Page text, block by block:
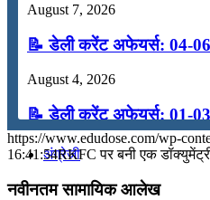
तर्कशक्ति
अंग्रेजी
August 7, 2026
📝 डेली करेंट अफेयर्स: 04-
August 4, 2026
📝 डेली करेंट अफेयर्स: 01-
July 31, 2026
📝 डेली करेंट अफेयर्स: 28-31
https://www.edudose.com/wp-
16:41:54RKFC पर बनी एक
नवीनतम सामायिक आलेख